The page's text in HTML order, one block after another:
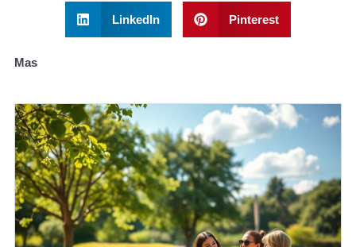
LinkedIn Pinterest
Mas